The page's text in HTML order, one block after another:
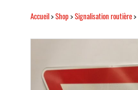
Accueil>Shop>Signalisation routière>